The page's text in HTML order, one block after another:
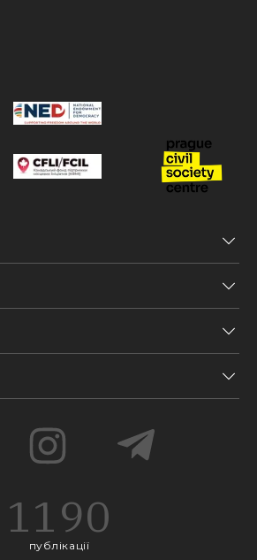
1190
публікації